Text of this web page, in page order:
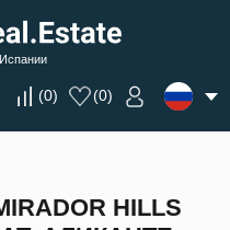
(0) (0)
HILLS